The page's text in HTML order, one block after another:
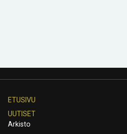
ETUSIVU
UUTISET
Arkisto